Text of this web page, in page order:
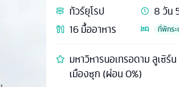
ทัวร์ยุโรป 8วัน
16มื้ออาหาร ที่พักร
มหาวิหารนอเทรอดาม ลูเซิ
เมืองซุก (ผ่อน 0%)